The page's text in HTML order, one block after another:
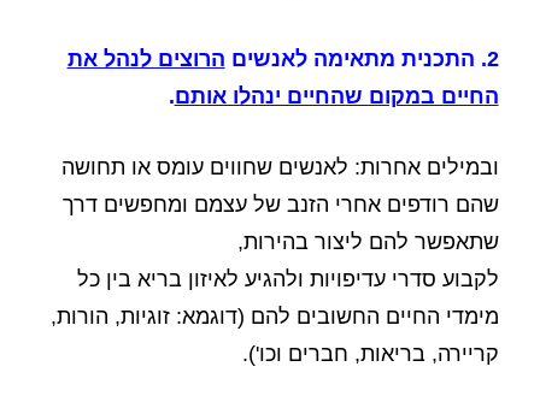
2. התכנית מתאימה לאנשים
הרוצים לנהל את
החיים במקום שהחיים ינהלו אותם.
ובמילים אחרות: לאנשים שחווים עומס או תחושה
שהם רודפים אחרי הזנב של עצמם ומחפשים דרך
שתאפשר להם ליצור בהירות,
לקבוע סדרי עדיפויות ולהגיע לאיזון בריא בין כל
מימדי החיים החשובים להם (דוגמא: זוגיות, הורות,
קריירה, בריאות, חברים וכו').